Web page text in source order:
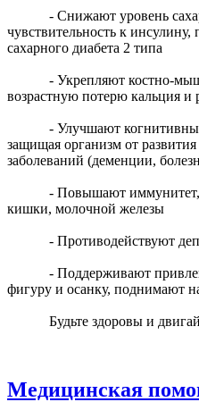
- Снижают уровень
чувствительность к инсулину,
сахарного диабета 2 типа
- Укрепляют костно-
возрастную потерю кальция и
- Улучшают
защищая организм от
заболеваний (деменции,
- Повышают иммунитет,
кишки, молочной железы
- Противодействуют
- Поддерживают
фигуру и осанку, поднимают
Будьте здоровы и
Медицинская